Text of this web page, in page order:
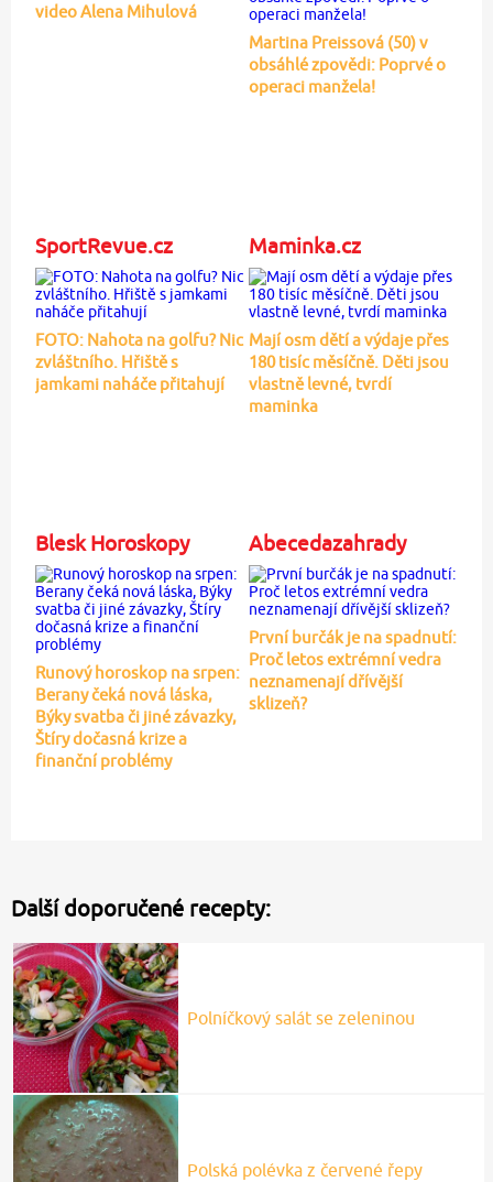
video Alena Mihulová
Martina Preissová (50) v
obsáhlé zpovědi: Poprvé o
operaci manžela!
SportRevue.cz
FOTO: Nahota na golfu? Nic
zvláštního. Hřiště s
jamkami naháče přitahují
Maminka.cz
Mají osm dětí a výdaje přes
180 tisíc měsíčně. Děti jsou
vlastně levné, tvrdí
maminka
Blesk Horoskopy
Runový horoskop na srpen:
Berany čeká nová láska,
Býky svatba či jiné závazky,
Štíry dočasná krize a
finanční problémy
Abecedazahrady
První burčák je na spadnutí:
Proč letos extrémní vedra
neznamenají dřívější
sklizeň?
Další doporučené recepty:
Polníčkový salát se zeleninou
Polská polévka z červené řepy